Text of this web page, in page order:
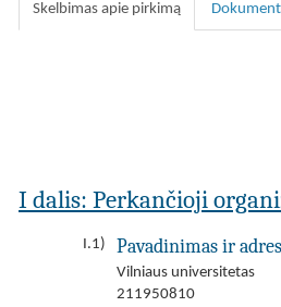
Skelbimas apie pirkimą
I dalis: Perkančioji
I.1) Pavadinimas ir
Vilniaus universitetas
211950810